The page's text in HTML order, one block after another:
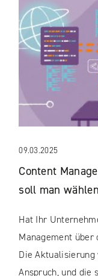
09.03.2025
Content
soll man
Hat Ihr
Management
Die
Anspruch, und die